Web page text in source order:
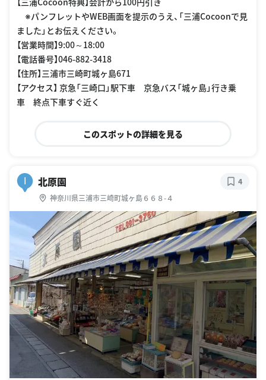
※パンフレットやWEB画面を提示のうえ、「三浦Cocoonで見
ました」とお伝えください。
【営業時間】9:00～18:00
【電話番号】046-882-3418
【住所】三浦市三崎町城ヶ島671
【アクセス】 京急「三崎口」駅下車 京急バス「城ヶ島」行き乗
車 終点下車すぐ近く
このスポットの詳細を見る
I 北原園
神奈川県三浦市三崎町城ヶ島６６８-４
4